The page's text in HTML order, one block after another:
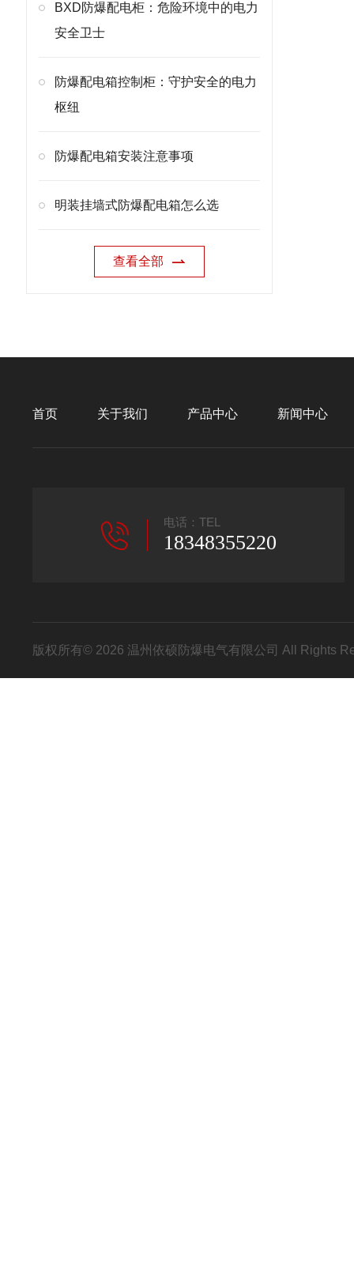
BXD防爆配电柜：危险环境中的电力
安全卫士
防爆配电箱控制柜：守护安全的电力
枢纽
防爆配电箱安装注意事项
明装挂墙式防爆配电箱怎么选
查看全部
首页 关于我们 产品中心 新闻中心
电话：TEL
18348355220
版权所有© 2026 温州依硕防爆电气有限公司 All Rights